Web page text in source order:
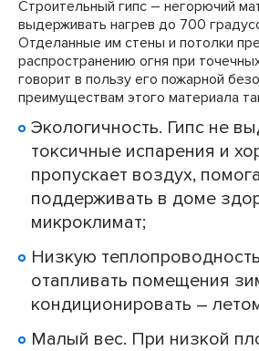
Строительный гипс – негорючий
выдерживать нагрев до 700
Отделанные им стены и потолки
распространению огня при
говорит в пользу его пожарной
преимуществам этого материала
Экологичность. Гипс не
токсичные испарения и
пропускает воздух,
поддерживать в доме
микроклимат;
Низкую
отапливать помещения
кондиционировать –
Малый вес. При низкой